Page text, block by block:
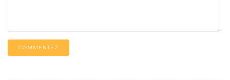
COMMENTEZ